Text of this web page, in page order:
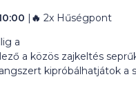
| 🔥 2x Hűségpont
a
a közös zajkeltés
kipróbálhatjátok a